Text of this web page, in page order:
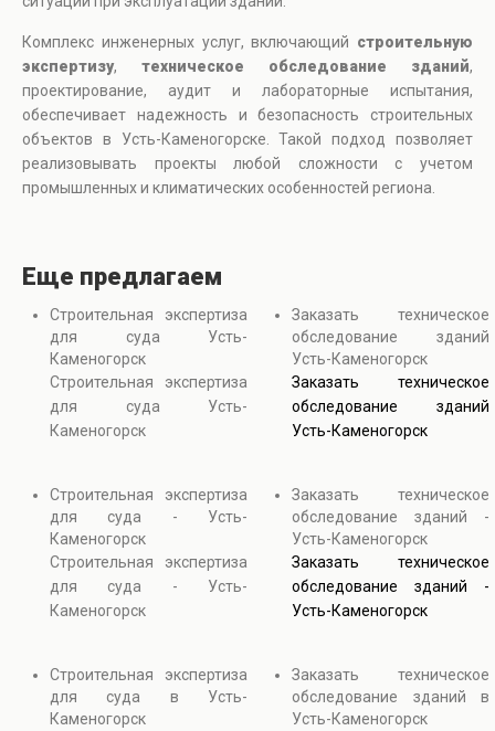
Комплекс инженерных услуг, включающий строительную
экспертизу, техническое обследование зданий,
проектирование, аудит и лабораторные испытания,
обеспечивает надежность и безопасность строительных
объектов в Усть-Каменогорске. Такой подход позволяет
реализовывать проекты любой сложности с учетом
промышленных и климатических особенностей региона.
Еще предлагаем
Строительная экспертиза
для суда Усть-
Каменогорск
Строительная экспертиза
для суда Усть-
Каменогорск
Строительная экспертиза
для суда - Усть-
Каменогорск
Строительная экспертиза
для суда - Усть-
Каменогорск
Строительная экспертиза
для суда в Усть-
Каменогорск
Заказать техническое
обследование зданий
Усть-Каменогорск
Заказать техническое
обследование зданий
Усть-Каменогорск
Заказать техническое
обследование зданий -
Усть-Каменогорск
Заказать техническое
обследование зданий -
Усть-Каменогорск
Заказать техническое
обследование зданий в
Усть-Каменогорск